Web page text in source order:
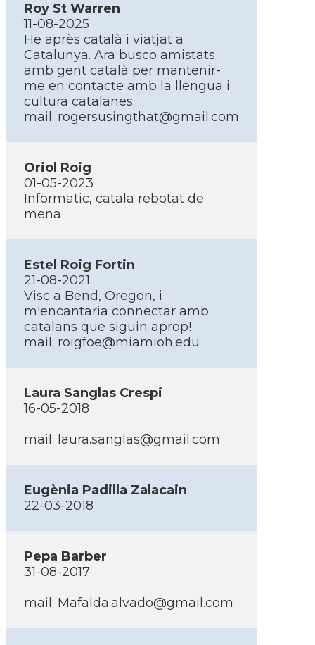
Roy St Warren
11-08-2025
He après català i viatjat a
Catalunya. Ara busco amistats
amb gent català per mantenir-
me en contacte amb la llengua i
cultura catalanes.
mail: rogersusingthat@gmail.com
Oriol Roig
01-05-2023
Informatic, catala rebotat de
mena
Estel Roig Fortin
21-08-2021
Visc a Bend, Oregon, i
m'encantaria connectar amb
catalans que siguin aprop!
mail: roigfoe@miamioh.edu
Laura Sanglas Crespi
16-05-2018
mail: laura.sanglas@gmail.com
Eugènia Padilla Zalacain
22-03-2018
Pepa Barber
31-08-2017
mail: Mafalda.alvado@gmail.com